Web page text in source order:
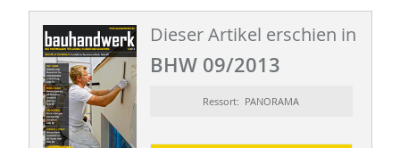
Dieser Artikel erschien in
BHW 09/2013
Ressort: PANORAMA